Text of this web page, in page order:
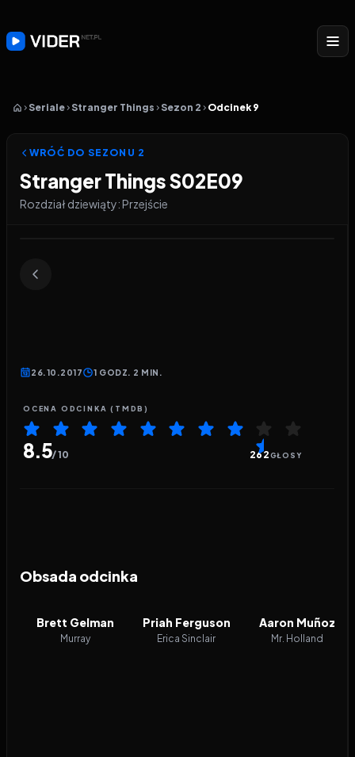
Seriale Stranger Things Sezon 2 Odcinek 9
WRÓĆ DO SEZONU 2
Stranger Things S02E09
Rozdział dziewiąty: Przejście
26.10.2017 1 GODZ. 2 MIN.
OCENA ODCINKA (TMDB)
8.5/ 10 262GŁOSY
Obsada odcinka
Brett Gelman
Murray
Priah Ferguson
Erica Sinclair
Aaron Muñoz
Mr. Holland